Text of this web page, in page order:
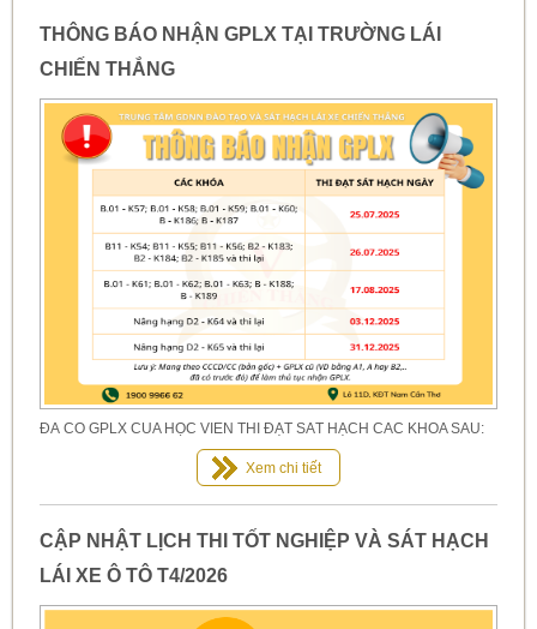
THÔNG BÁO NHẬN GPLX TẠI TRƯỜNG LÁI
CHIẾN THẮNG
ĐÃ CÓ GPLX CỦA HỌC VIÊN THI ĐẠT SÁT HẠCH CÁC KHÓA SAU:
Xem chi tiết
CẬP NHẬT LỊCH THI TỐT NGHIỆP VÀ SÁT HẠCH
LÁI XE Ô TÔ T4/2026